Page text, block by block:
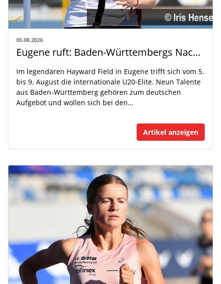
05.08.2026
Eugene ruft: Baden-Württembergs Nachwuchs greift nach der Weltspitze
Im legendären Hayward Field in Eugene trifft sich vom 5.
bis 9. August die internationale U20-Elite. Neun Talente
aus Baden-Württemberg gehören zum deutschen
Aufgebot und wollen sich bei den…
Artikel anzeigen